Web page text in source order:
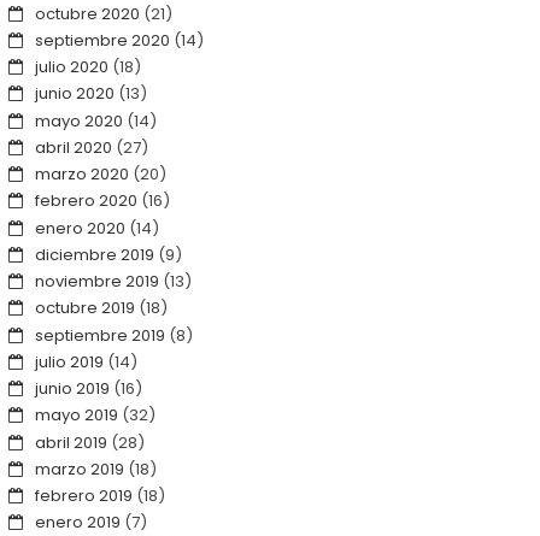
octubre 2020 (21)
septiembre 2020 (14)
julio 2020 (18)
junio 2020 (13)
mayo 2020 (14)
abril 2020 (27)
marzo 2020 (20)
febrero 2020 (16)
enero 2020 (14)
diciembre 2019 (9)
noviembre 2019 (13)
octubre 2019 (18)
septiembre 2019 (8)
julio 2019 (14)
junio 2019 (16)
mayo 2019 (32)
abril 2019 (28)
marzo 2019 (18)
febrero 2019 (18)
enero 2019 (7)